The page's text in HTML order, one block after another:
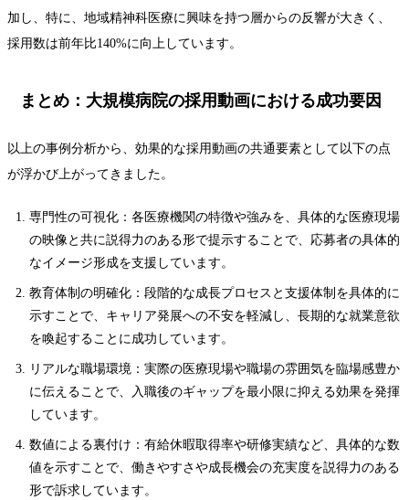
加し、特に、地域精神科医療に興味を持つ層からの反響が大きく、
採用数は前年比140%に向上しています。
まとめ：大規模病院の採用動画における成功要因
以上の事例分析から、効果的な採用動画の共通要素として以下の点
が浮かび上がってきました。
専門性の可視化：各医療機関の特徴や強みを、具体的な医療現場
の映像と共に説得力のある形で提示することで、応募者の具体的
なイメージ形成を支援しています。
教育体制の明確化：段階的な成長プロセスと支援体制を具体的に
示すことで、キャリア発展への不安を軽減し、長期的な就業意欲
を喚起することに成功しています。
リアルな職場環境：実際の医療現場や職場の雰囲気を臨場感豊か
に伝えることで、入職後のギャップを最小限に抑える効果を発揮
しています。
数値による裏付け：有給休暇取得率や研修実績など、具体的な数
値を示すことで、働きやすさや成長機会の充実度を説得力のある
形で訴求しています。